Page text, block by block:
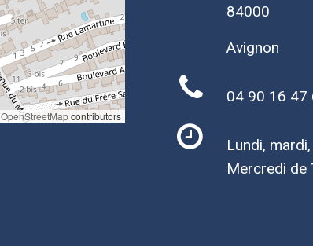
OpenStreetMapcontributors
84000
Avignon
04 90 16 47
Lundi,
Mercredi de